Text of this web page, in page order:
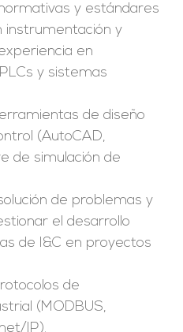
y estándares
instrumentación y
en
y sistemas
de diseño
(AutoCAD,
de simulación de
de problemas y
el desarrollo
de I&C en proyectos
de
(MODBUS,
IP).